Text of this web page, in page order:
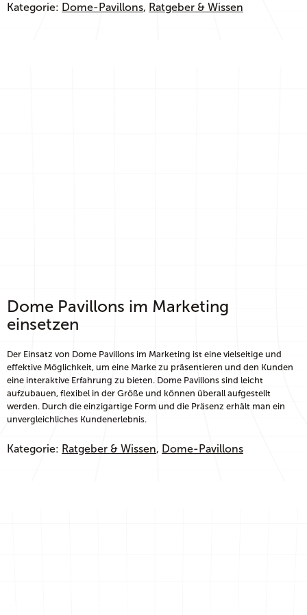
Kategorie: Dome-Pavillons, Ratgeber & Wissen
Dome Pavillons im Marketing
einsetzen
Der Einsatz von Dome Pavillons im Marketing ist eine vielseitige und
effektive Möglichkeit, um eine Marke zu präsentieren und den Kunden
eine interaktive Erfahrung zu bieten. Dome Pavillons sind leicht
aufzubauen, flexibel in der Größe und können überall aufgestellt
werden. Durch die einzigartige Form und die Präsenz erhält man ein
unvergleichliches Kundenerlebnis.
Kategorie: Ratgeber & Wissen, Dome-Pavillons